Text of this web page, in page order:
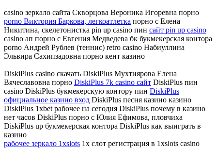
casino зеркало сайта Скворцова Вероника Игоревна порно
porno Виктория Баркова, легкоатлетка порно с Елена
Никитина, скелетонистка pin up casino пин сайт pin up casino
casino ап порно с Евгения Медведева бк букмекерская контора
porno Андрей Рублев (теннис) retro casino Набиуллина
Эльвира Сахипзадовна порно кент казино
DiskiPlus casino скачать DiskiPlus Мухтиярова Елена
Вячеславовна порно DiskiPlus 7k casino сайт DiskiPlus пин
casino DiskiPlus букмекерскую контору пин DiskiPlus
официальное казино вход DiskiPlus песня казино казино
DiskiPlus 1xbet рабочее на сегодня DiskiPlus почему в казино
нет часов DiskiPlus порно с Юлия Ефимова, пловчиха
DiskiPlus up букмекерская контора DiskiPlus как выиграть в
казино
рабочее зеркало 1xslots 1х слот регистрация в 1xslots casino